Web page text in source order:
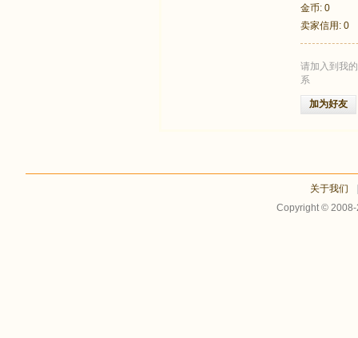
金币: 0
卖家信用: 0
请加入到我
系
加为好友
关于我们
Copyright ©